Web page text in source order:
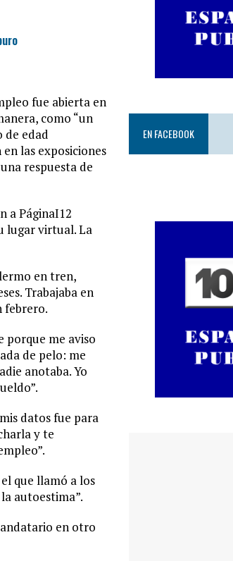
fue abierta en
como “un
de edad
las exposiciones
respuesta de
a PáginaI12
lugar virtual. La
en tren,
Trabajaba en
febrero.
porque me aviso
de pelo: me
anotaba. Yo
datos fue para
y te
que llamó a los
autoestima”.
en otro
EN FACEBOOK